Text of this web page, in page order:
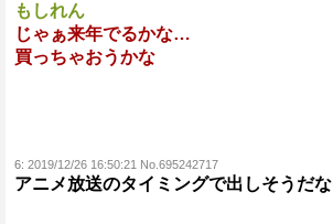
もしれん
じゃぁ来年でるかな…
買っちゃおうかな
6: 2019/12/26 16:50:21 No.695242717
アニメ放送のタイミングで出しそうだな